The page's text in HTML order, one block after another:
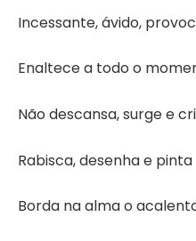
Incessante, ávido,
Enaltece a todo o
Não descansa, surge e
Rabisca, desenha e pinta
Borda na alma o